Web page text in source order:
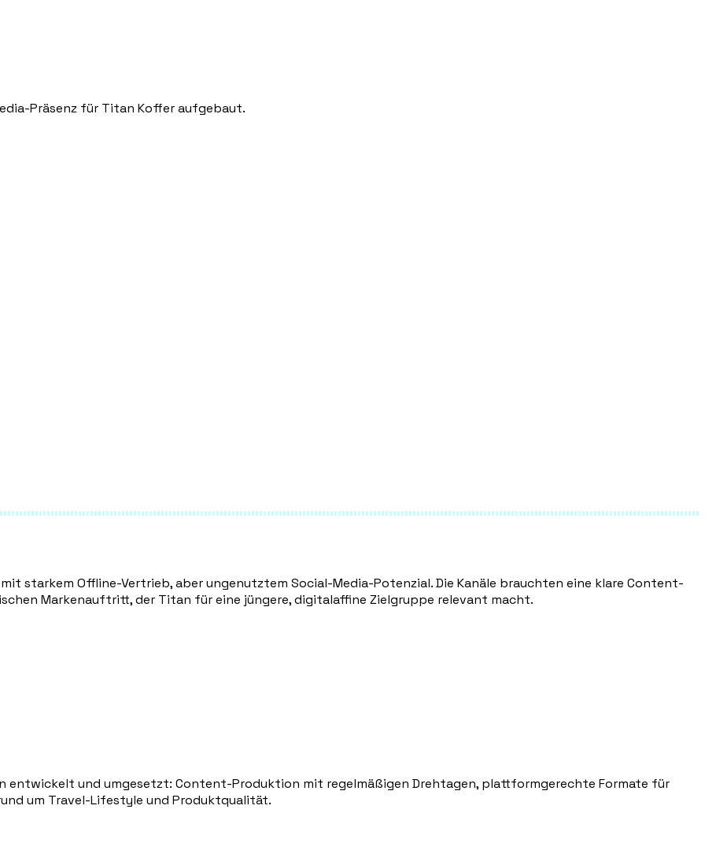
Präsenz für Titan Koffer aufgebaut.
starkem Offline-Vertrieb, aber ungenutztem Social-Media-Potenzial. Die Kanäle brauchten eine klare Content-
Markenauftritt, der Titan für eine jüngere, digitalaffine Zielgruppe relevant macht.
entwickelt und umgesetzt: Content-Produktion mit regelmäßigen Drehtagen, plattformgerechte Formate für
um Travel-Lifestyle und Produktqualität.